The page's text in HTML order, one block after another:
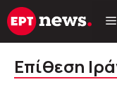
Μετάβαση
σε
Επίθεση